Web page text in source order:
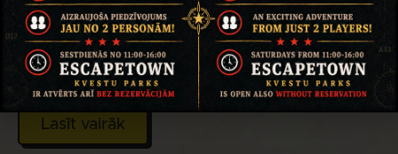
Teritorijā atlaide40€.
SVĒTDIENĀS: no 11:00-16:00 ieejas maksa parka
teritorijā0€
Precīzāka informācija sadaļā:
Lasīt vairāk